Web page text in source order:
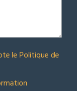
lePolitique de